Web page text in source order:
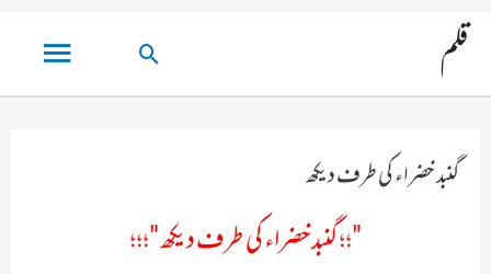
قلم
مین
مینو
تلاش
کریں۔
گنبد خضراء کی طرف دیکھ
"؛؛ گنبد خضراء کی طرف دیکھ "؛؛؛